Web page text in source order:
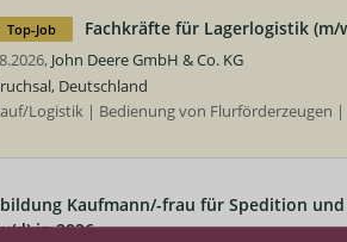
Top-Job Fachkräfte für Lagerlogistik (m/
John Deere GmbH & Co. KG
Deutschland
Logistik | Bedienung von Flurförderzeugen
Kaufmann/-frau für Spedition
d) in 2026